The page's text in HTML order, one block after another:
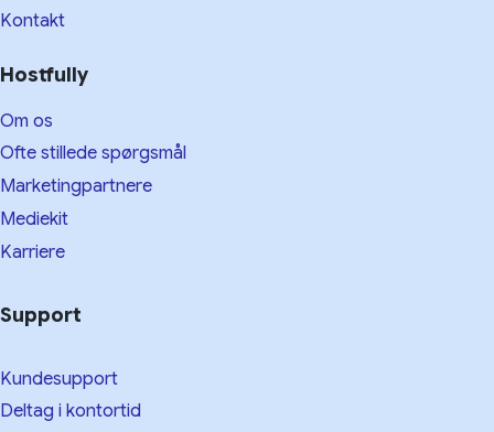
Kontakt
Hostfully
Om os
Ofte stillede spørgsmål
Marketingpartnere
Mediekit
Karriere
Support
Kundesupport
Deltag i kontortid